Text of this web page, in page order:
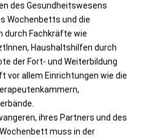
des Gesundheitswesens
Wochenbetts und die
Fachkräfte wie
Haushaltshilfen durch
der Fort- und Weiterbildung
vor allem Einrichtungen wie die
ihres Partners und des
muss in der